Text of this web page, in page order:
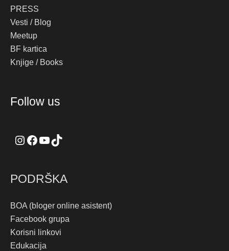
PRESS
Vesti / Blog
Meetup
BF kartica
Knjige / Books
Follow us
PODRŠKA
BOA (bloger online asistent)
Facebook grupa
Korisni linkovi
Edukacija